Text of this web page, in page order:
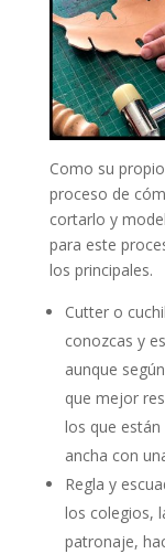
Como su
proceso de
cortarlo y
para este
los principales.
Cutter o
conozcas y
aunque
que mejor
los que
ancha con
Regla y
los colegios,
patronaje,